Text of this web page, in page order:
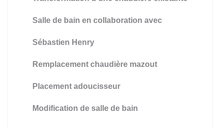
Salle de bain en collaboration avec
Sébastien Henry
Remplacement chaudière mazout
Placement adoucisseur
Modification de salle de bain